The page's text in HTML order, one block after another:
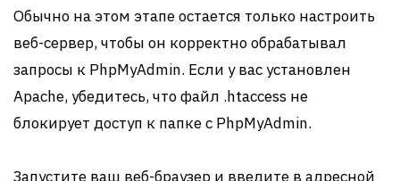
Обычно на этом этапе остается только настроить
веб-сервер, чтобы он корректно обрабатывал
запросы к PhpMyAdmin. Если у вас установлен
Apache, убедитесь, что файл .htaccess не
блокирует доступ к папке с PhpMyAdmin.
Запустите ваш веб-браузер и введите в адресной